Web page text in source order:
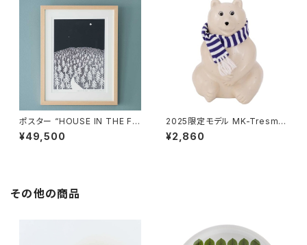
ポスター “HOUSE IN THE FO
REST 26 A3” / ミナ ペルホ
ネン mina perhonen × クリ
¥49,500
2025限定モデル MK-Tresme
r シロクマ貯金箱 マフラー付
き / MK-Tresmer
¥2,860
その他の商品